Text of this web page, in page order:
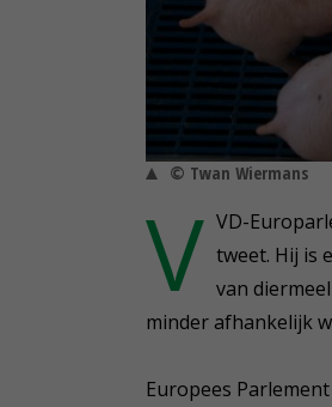
© Twan Wiermans
V VD-
tweet. Hij is
van
minder afhankelijk
Europees